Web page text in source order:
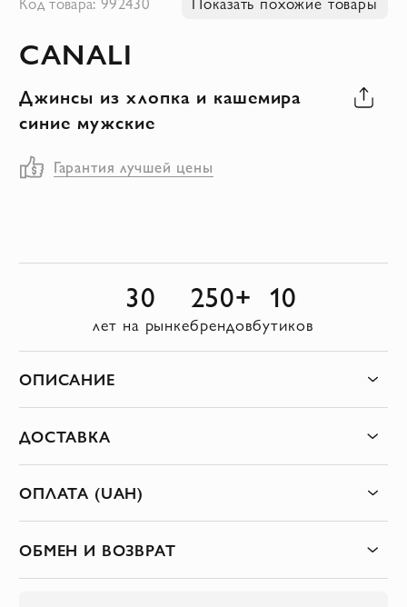
началу
изображений
CANALI
Джинсы из хлопка и кашемира
синие мужские
Гарантия лучшей цены
30
лет на рынке
250+
брендов
10
бутиков
ОПИСАНИЕ
ДОСТАВКА
ОПЛАТА (UAH)
ОБМЕН И ВОЗВРАТ